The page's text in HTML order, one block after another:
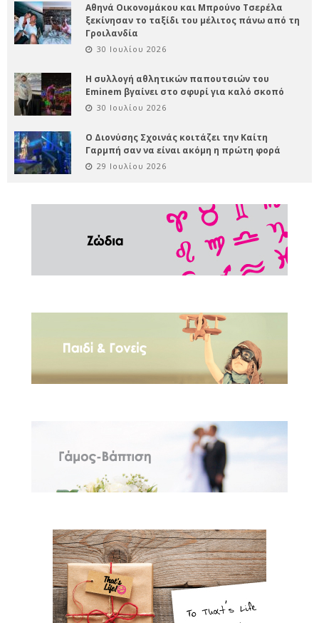
Αθηνά Οικονομάκου και Μπρούνο Τσερέλα
ξεκίνησαν το ταξίδι του μέλιτος πάνω από τη
Γροιλανδία
30 Ιουλίου 2026
Η συλλογή αθλητικών παπουτσιών του
Eminem βγαίνει στο σφυρί για καλό σκοπό
30 Ιουλίου 2026
Ο Διονύσης Σχοινάς κοιτάζει την Καίτη
Γαρμπή σαν να είναι ακόμη η πρώτη φορά
29 Ιουλίου 2026